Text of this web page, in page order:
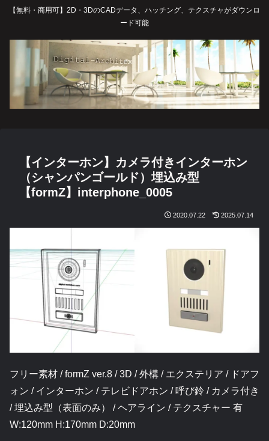
【無料・商用可】2D・3DのCADデータ、ハッチング、テクスチャがダウンロ
ード可能
【インターホン】カメラ付きインターホン
（シャンパンゴールド）埋込み型
【formZ】interphone_0005
2020.07.22 2025.07.14
フリー素材 / formZ ver.8 / 3D / 外構 / エクステリア / ドアフ
ォン / インターホン / テレビドアホン / 呼び鈴 / カメラ付き
/ 埋込み型（表面のみ） / ヘアライン / テクスチャー 有
W:120mm H:170mm D:20mm